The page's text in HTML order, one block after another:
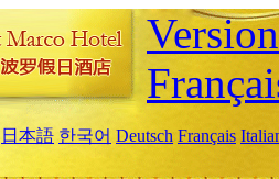
日本語 한국어 Deutsch Français